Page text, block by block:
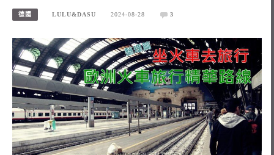
德國 LULU&DASU 2024-08-28 3